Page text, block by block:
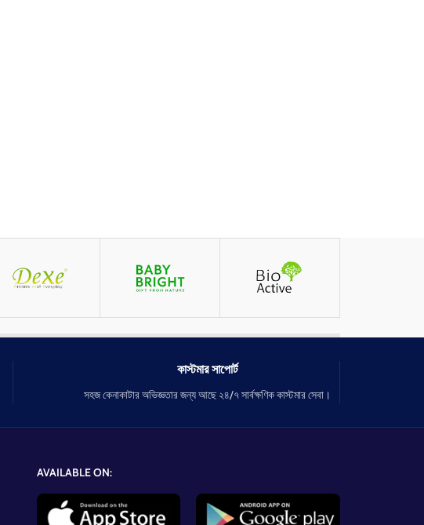
কাস্টমার সাপোর্ট
সহজ কেনাকাটার অভিজ্ঞতার জন্য আছে ২৪/৭ সার্বক্ষণিক কাস্টমার সেবা।
AVAILABLE ON: